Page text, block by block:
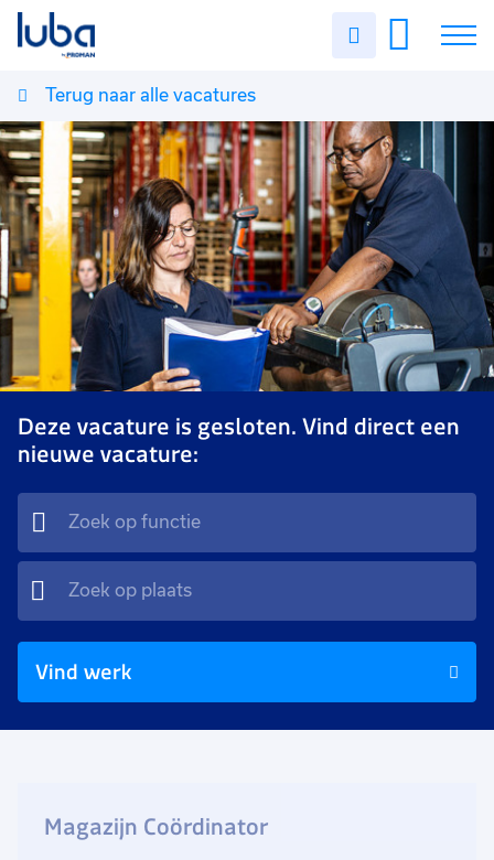
Uren
Vacatures
Over ons
Voor werkgevers
Contact
Terug naar alle vacatures
Deze vacature is gesloten. Vind direct een
nieuwe vacature:
Vind werk
Magazijn Coördinator